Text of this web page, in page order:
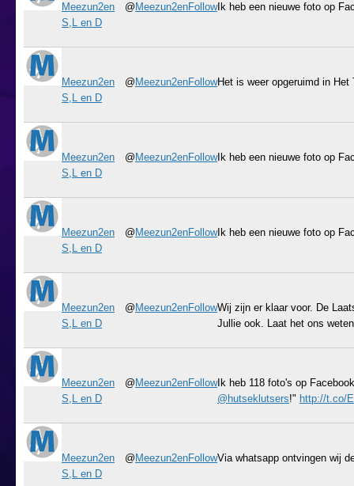
Meezun2en
S,L en D
@ Meezun2enFollowIk heb een nieuwe foto op
Meezun2en
S,L en D
@ Meezun2enFollowHet is weer opgeruimd in
Meezun2en
S,L en D
@ Meezun2enFollowIk heb een nieuwe foto op
Meezun2en
S,L en D
@ Meezun2enFollowIk heb een nieuwe foto op
Meezun2en
S,L en D
@ Meezun2enFollowWij zijn er klaar voor. De
Jullie ook. Laat het ons weten
Meezun2en
S,L en D
@ Meezun2enFollowIk heb 118 foto's op
@hutseklutsers!" http://t.co/
Meezun2en
S,L en D
@ Meezun2enFollowVia whatsapp ontvingen wij